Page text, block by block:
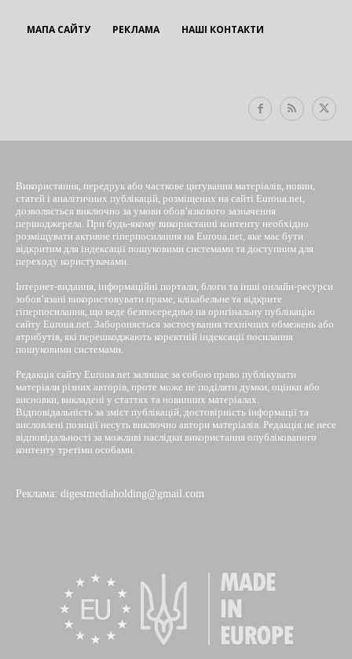
МАПА САЙТУ РЕКЛАМА НАШІ КОНТАКТИ
Використання, передрук або часткове цитування матеріалів, новин,
статей і аналітичних публікацій, розміщених на сайті Euroua.net,
дозволяється виключно за умови обов’язкового зазначення
першоджерела. При будь-якому використанні контенту необхідно
розміщувати активне гіперпосилання на Euroua.net, яке має бути
відкритим для індексації пошуковими системами та доступним для
переходу користувачами.
Інтернет-видання, інформаційні портали, блоги та інші онлайн-ресурси
зобов’язані використовувати пряме, клікабельне та відкрите
гіперпосилання, що веде безпосередньо на оригінальну публікацію
сайту Euroua.net. Забороняється застосування технічних обмежень або
атрибутів, які перешкоджають коректній індексації посилання
пошуковими системами.
Редакція сайту Euroua.net залишає за собою право публікувати
матеріали різних авторів, проте може не поділяти думки, оцінки або
висновки, викладені у статтях та новинних матеріалах.
Відповідальність за зміст публікацій, достовірність інформації та
висловлені позиції несуть виключно автори матеріалів. Редакція не несе
відповідальності за можливі наслідки використання опублікованого
контенту третіми особами.
Реклама: digestmediaholding@gmail.com